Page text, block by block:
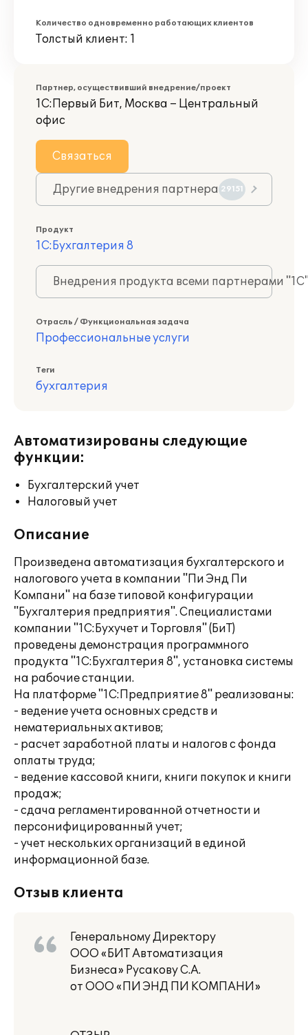
Количество одновременно работающих клиентов
Толстый клиент: 1
Партнер, осуществивший внедрение/проект
1С:Первый Бит, Москва – Центральный
офис
Связаться
Другие внедрения партнера 29151
Продукт
1С:Бухгалтерия 8
Внедрения продукта всеми партнерами
Отрасль / Функциональная задача
Профессиональные услуги
Теги
бухгалтерия
Автоматизированы следующие
функции:
Бухгалтерский учет
Налоговый учет
Описание
Произведена автоматизация бухгалтерского и
налогового учета в компании "Пи Энд Пи
Компани" на базе типовой конфигурации
"Бухгалтерия предприятия". Специалистами
компании "1С:Бухучет и Торговля" (БиТ)
проведены демонстрация программного
продукта "1С:Бухгалтерия 8", установка системы
на рабочие станции.
На платформе "1С:Предприятие 8" реализованы:
- ведение учета основных средств и
нематериальных активов;
- расчет заработной платы и налогов с фонда
оплаты труда;
- ведение кассовой книги, книги покупок и книги
продаж;
- сдача регламентированной отчетности и
персонифицированный учет;
- учет нескольких организаций в единой
информационной базе.
Отзыв клиента
Генеральному Директору
ООО «БИТ Автоматизация
Бизнеса» Русакову С.А.
от ООО «ПИ ЭНД ПИ КОМПАНИ»